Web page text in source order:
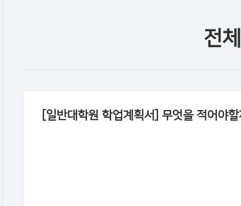
전
[일반대학원 학업계획서] 무엇을 적어야